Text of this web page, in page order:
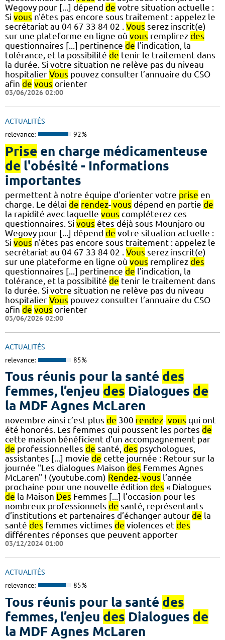
Wegovy pour [...] dépend de votre situation actuelle :
Si vous n'êtes pas encore sous traitement : appelez le
secrétariat au 04 67 33 84 02 . Vous serez inscrit(e)
sur une plateforme en ligne où vous remplirez des
questionnaires [...] pertinence de l'indication, la
tolérance, et la possibilité de tenir le traitement dans
la durée. Si votre situation ne relève pas du niveau
hospitalier Vous pouvez consulter l’annuaire du CSO
afin de vous orienter
03/06/2026 02:00
ACTUALITÉS
relevance: 92%
Prise en charge médicamenteuse
de l'obésité - Informations
importantes
permettent à notre équipe d'orienter votre prise en
charge. Le délai de rendez- vous dépend en partie de
la rapidité avec laquelle vous compléterez ces
questionnaires. Si vous êtes déjà sous Mounjaro ou
Wegovy pour [...] dépend de votre situation actuelle :
Si vous n'êtes pas encore sous traitement : appelez le
secrétariat au 04 67 33 84 02 . Vous serez inscrit(e)
sur une plateforme en ligne où vous remplirez des
questionnaires [...] pertinence de l'indication, la
tolérance, et la possibilité de tenir le traitement dans
la durée. Si votre situation ne relève pas du niveau
hospitalier Vous pouvez consulter l’annuaire du CSO
afin de vous orienter
03/06/2026 02:00
ACTUALITÉS
relevance: 85%
Tous réunis pour la santé des
femmes, l’enjeu des Dialogues de
la MDF Agnes McLaren
novembre ainsi c’est plus de 300 rendez- vous qui ont
été honorés. Les femmes qui poussent les portes de
cette maison bénéficient d’un accompagnement par
de professionnelles de santé, des psychologues,
assistantes [...] movie de cette journée : Retour sur la
journée "Les dialogues Maison des Femmes Agnes
McLaren" ! (youtube.com) Rendez- vous l’année
prochaine pour une nouvelle édition des « Dialogues
de la Maison Des Femmes [...] l’occasion pour les
nombreux professionnels de santé, représentants
d’institutions et partenaires d’échanger autour de la
santé des femmes victimes de violences et des
différentes réponses que peuvent apporter
03/12/2024 01:00
ACTUALITÉS
relevance: 85%
Tous réunis pour la santé des
femmes, l’enjeu des Dialogues de
la MDF Agnes McLaren